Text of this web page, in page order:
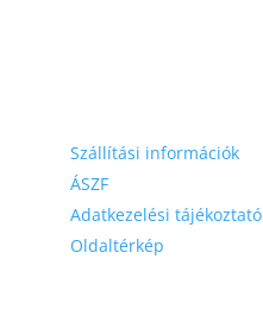
Szállítási információk
ÁSZF
Adatkezelési tájékoztató
Oldaltérkép